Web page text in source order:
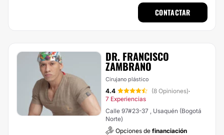
CONTACTAR
DR. FRANCISCO
ZAMBRANO
Cirujano plástico
4.4 (8 Opiniones)·
7 Experiencias
Calle 97#23-37 , Usaquén (Bogotá
Norte)
Opciones de financiación